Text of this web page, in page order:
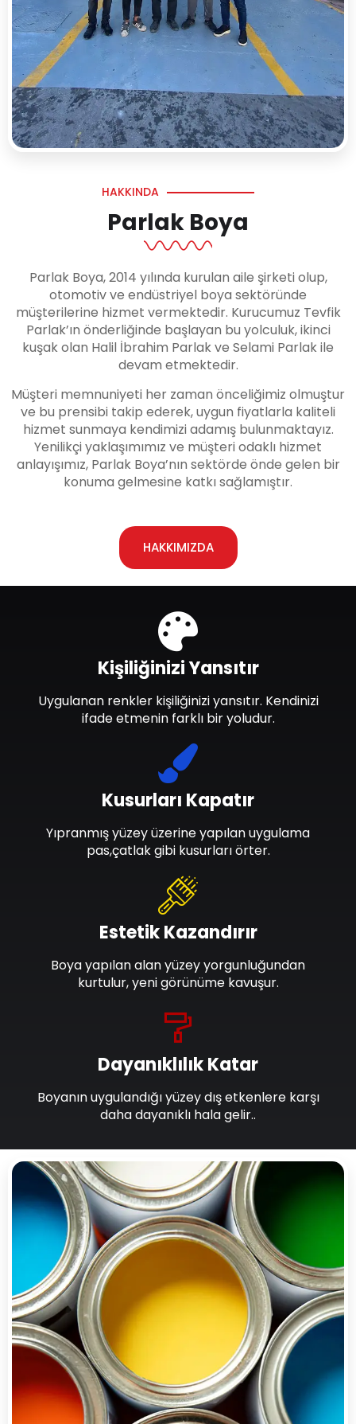
HAKKINDA
Parlak Boya
Parlak Boya, 2014 yılında kurulan aile şirketi olup,
otomotiv ve endüstriyel boya sektöründe
müşterilerine hizmet vermektedir. Kurucumuz Tevfik
Parlak’ın önderliğinde başlayan bu yolculuk, ikinci
kuşak olan Halil İbrahim Parlak ve Selami Parlak ile
devam etmektedir.
Müşteri memnuniyeti her zaman önceliğimiz olmuştur
ve bu prensibi takip ederek, uygun fiyatlarla kaliteli
hizmet sunmaya kendimizi adamış bulunmaktayız.
Yenilikçi yaklaşımımız ve müşteri odaklı hizmet
anlayışımız, Parlak Boya’nın sektörde önde gelen bir
konuma gelmesine katkı sağlamıştır.
HAKKIMIZDA
Dayanıklılık Katar
Boyanın uygulandığı yüzey dış etkenlere karşı
daha dayanıklı hala gelir..
Estetik Kazandırır
Boya yapılan alan yüzey yorgunluğundan
kurtulur, yeni görünüme kavuşur.
Kusurları Kapatır
Yıpranmış yüzey üzerine yapılan uygulama
pas,çatlak gibi kusurları örter.
Kişiliğinizi Yansıtır
Uygulanan renkler kişiliğinizi yansıtır. Kendinizi
ifade etmenin farklı bir yoludur.